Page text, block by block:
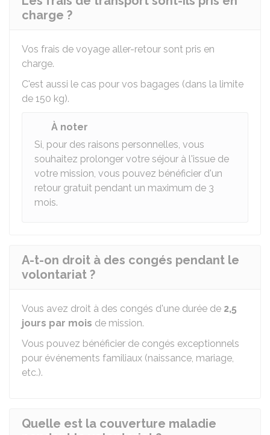
charge ?
Vos frais de voyage aller-retour sont pris en
charge.
C'est aussi le cas pour vos bagages (dans la limite
de 150 kg).
À noter
Si, pour des raisons personnelles, vous
souhaitez prolonger votre séjour à l'issue de
votre mission, vous pouvez bénéficier d'un
retour gratuit pendant un maximum de 3
mois.
A-t-on droit à des congés pendant le
volontariat ?
Vous avez droit à des congés d'une durée de 2,5
jours par mois de mission.
Vous pouvez bénéficier de congés exceptionnels
pour événements familiaux (naissance, mariage,
etc.).
Quelle est la couverture maladie